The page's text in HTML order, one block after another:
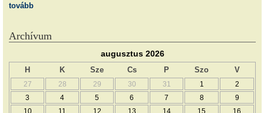
tovább
Archívum
augusztus 2026
H K Sze Cs P Szo V
27 28 29 30 31 1
2
3
4 5 6 7 8
9
10
11 12 13 14 15 16